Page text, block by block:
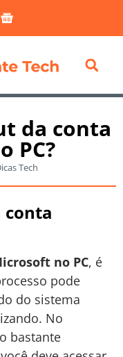
da conta
PC?
Tech
conta
no PC, é
pode
do sistema
No
bastante